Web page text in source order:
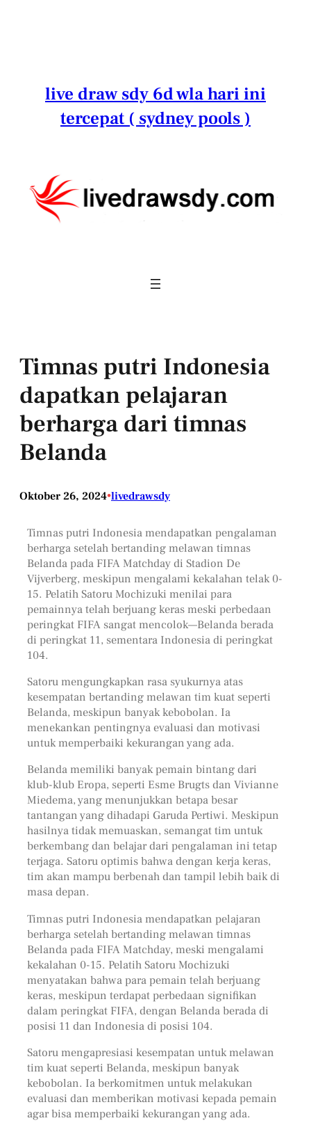
live draw sdy 6d wla hari ini
tercepat ( sydney pools )
Timnas putri Indonesia
dapatkan pelajaran
berharga dari timnas
Belanda
Oktober 26, 2024•livedrawsdy
Timnas putri Indonesia mendapatkan pengalaman
berharga setelah bertanding melawan timnas
Belanda pada FIFA Matchday di Stadion De
Vijverberg, meskipun mengalami kekalahan telak 0-
15. Pelatih Satoru Mochizuki menilai para
pemainnya telah berjuang keras meski perbedaan
peringkat FIFA sangat mencolok—Belanda berada
di peringkat 11, sementara Indonesia di peringkat
104.
Satoru mengungkapkan rasa syukurnya atas
kesempatan bertanding melawan tim kuat seperti
Belanda, meskipun banyak kebobolan. Ia
menekankan pentingnya evaluasi dan motivasi
untuk memperbaiki kekurangan yang ada.
Belanda memiliki banyak pemain bintang dari
klub-klub Eropa, seperti Esme Brugts dan Vivianne
Miedema, yang menunjukkan betapa besar
tantangan yang dihadapi Garuda Pertiwi. Meskipun
hasilnya tidak memuaskan, semangat tim untuk
berkembang dan belajar dari pengalaman ini tetap
terjaga. Satoru optimis bahwa dengan kerja keras,
tim akan mampu berbenah dan tampil lebih baik di
masa depan.
Timnas putri Indonesia mendapatkan pelajaran
berharga setelah bertanding melawan timnas
Belanda pada FIFA Matchday, meski mengalami
kekalahan 0-15. Pelatih Satoru Mochizuki
menyatakan bahwa para pemain telah berjuang
keras, meskipun terdapat perbedaan signifikan
dalam peringkat FIFA, dengan Belanda berada di
posisi 11 dan Indonesia di posisi 104.
Satoru mengapresiasi kesempatan untuk melawan
tim kuat seperti Belanda, meskipun banyak
kebobolan. Ia berkomitmen untuk melakukan
evaluasi dan memberikan motivasi kepada pemain
agar bisa memperbaiki kekurangan yang ada.